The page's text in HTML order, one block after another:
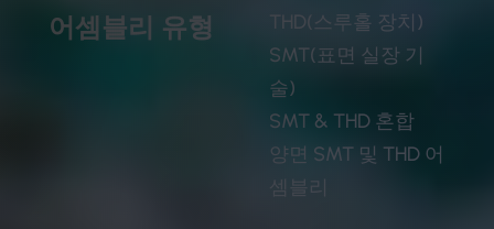
어셈블리 유형
THD(스루홀 장치)
SMT(표면 실장 기
술)
SMT & THD 혼합
양면 SMT 및 THD 어
셈블리